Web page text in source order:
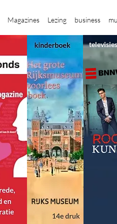
Magazines Lezing business